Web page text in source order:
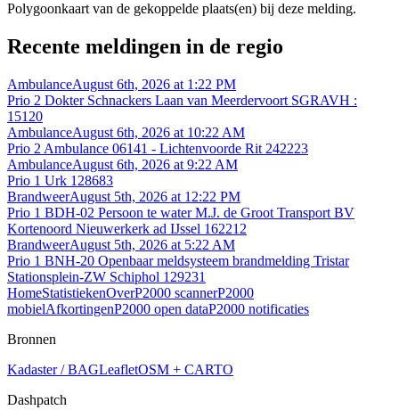
Polygoonkaart van de gekoppelde plaats(en) bij deze melding.
Recente meldingen in de regio
AmbulanceAugust 6th, 2026 at 1:22 PM
Prio 2 Dokter Schnackers Laan van Meerdervoort SGRAVH :
15120
AmbulanceAugust 6th, 2026 at 10:22 AM
Prio 2 Ambulance 06141 - Lichtenvoorde Rit 242223
AmbulanceAugust 6th, 2026 at 9:22 AM
Prio 1 Urk 128683
BrandweerAugust 5th, 2026 at 12:22 PM
Prio 1 BDH-02 Persoon te water M.J. de Groot Transport BV
Kortenoord Nieuwerkerk ad IJssel 162212
BrandweerAugust 5th, 2026 at 5:22 AM
Prio 1 BNH-20 Openbaar meldsysteem brandmelding Tristar
Stationsplein-ZW Schiphol 129231
HomeStatistiekenOverP2000 scannerP2000
mobielAfkortingenP2000 open dataP2000 notificaties
Bronnen
Kadaster / BAGLeafletOSM + CARTO
Dashpatch